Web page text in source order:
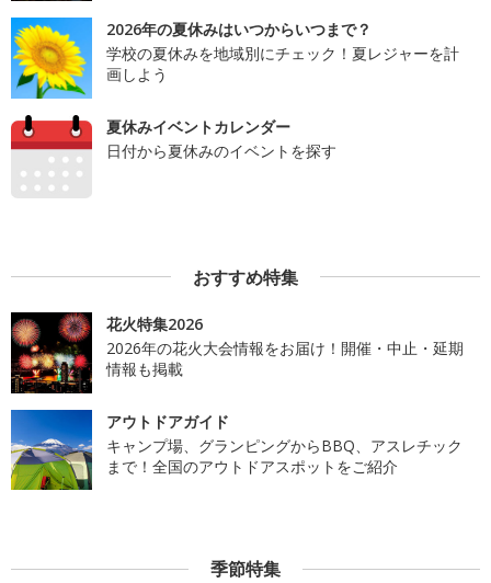
2026年の夏休みはいつからいつまで？
学校の夏休みを地域別にチェック！夏レジャーを計
画しよう
夏休みイベントカレンダー
日付から夏休みのイベントを探す
おすすめ特集
花火特集2026
2026年の花火大会情報をお届け！開催・中止・延期
情報も掲載
アウトドアガイド
キャンプ場、グランピングからBBQ、アスレチック
まで！全国のアウトドアスポットをご紹介
季節特集